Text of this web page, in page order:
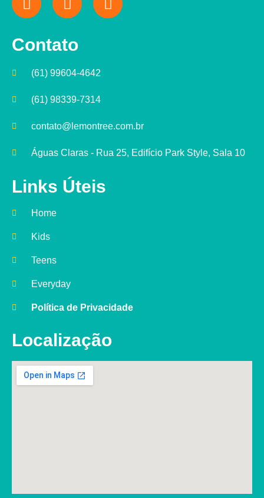
Contato
(61) 99604-4642
(61) 98339-7314
contato@lemontree.com.br
Águas Claras - Rua 25, Edifício Park Style, Sala 10
Links Úteis
Home
Kids
Teens
Everyday
Política de Privacidade
Localização